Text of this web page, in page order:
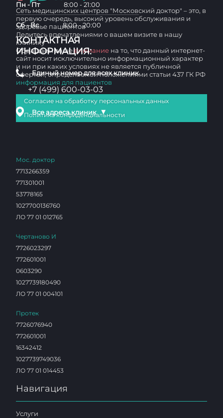
Пн - Пт 8:00 - 21:00
Сб - Вс 8:00 - 20:00
КОНТАКТНАЯ
ИНФОРМАЦИЯ:
Единый номер для всех клиник
+7 (499) 600-03-03
Все адреса клиник ▼
Сеть медицинских центров "Московский доктор" – это, в
первую очередь, высокий уровень обслуживания и
здоровье пациентов
Делитесь впечатлениями о вашем визите в нашу
клинику
Обращаем вашевнимание на то, что данный интернет-
сайт носит исключительно информационный характер
и ни при каких условиях не является публичной
офертой, определяемой положениями статьи 437 ГК РФ
информация для пациентов
Согласие на обработку персональных данных
Политика конфиденциальности
Мос. доктор
7713266359
771301001
53778165
1027700136760
ЛО 77 01 012765
Чертаново И
7726023297
772601001
0603290
1027739180490
ЛО 77 01 004101
Протек
7726076940
772601001
16342412
1027739749036
ЛО 77 01 014453
Навигация
Услуги